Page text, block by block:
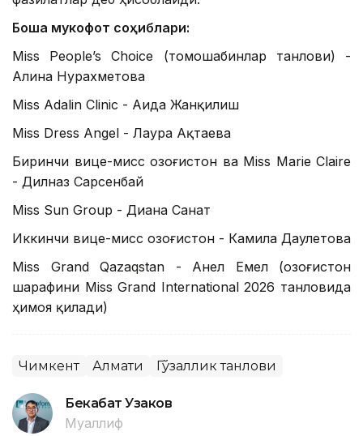
Бошқа мукофот соҳиблари:
Miss People’s Choice (томошабинлар танлови) -
Алина Нурахметова
Miss Adalin Clinic - Аида Жанқилиш
Miss Dress Angel - Лаура Ақтаева
Биринчи вице-мисс Қозоғистон ва Miss Marie Claire
- Дилназ Сарсенбай
Miss Sun Group - Диана Санат
Иккинчи вице-мисс Қозоғистон - Камила Даулетова
Miss Grand Qazaqstan - Анел Емел (Қозоғистон
шарафини Miss Grand International 2026 танловида
ҳимоя қилади)
Чимкент Алмати Гўзаллик танлови
Бекабат Узаков
Муаллиф